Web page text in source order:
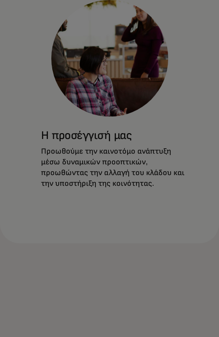
Η προσέγγισή μας
Προωθούμε την καινοτόμο ανάπτυξη
μέσω δυναμικών προοπτικών,
προωθώντας την αλλαγή του κλάδου και
την υποστήριξη της κοινότητας.